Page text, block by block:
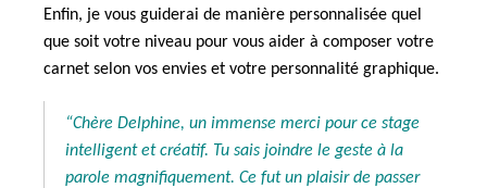
Enfin, je vous guiderai de manière personnalisée quel
que soit votre niveau pour vous aider à composer votre
carnet selon vos envies et votre personnalité graphique.
“Chère Delphine, un immense merci pour ce stage
intelligent et créatif. Tu sais joindre le geste à la
parole magnifiquement. Ce fut un plaisir de passer